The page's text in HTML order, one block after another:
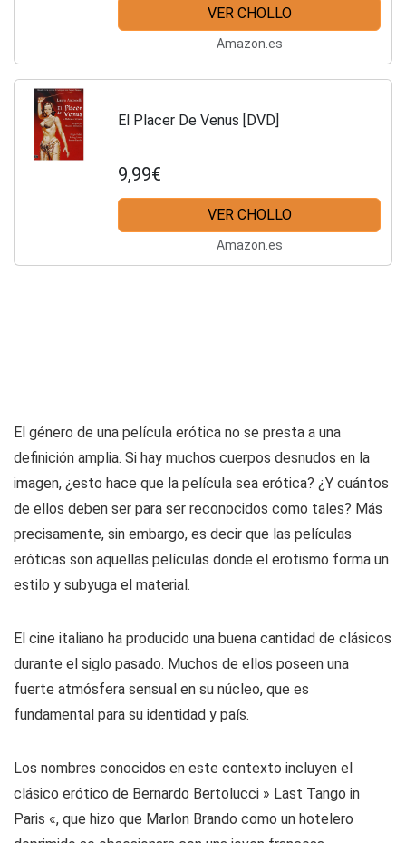
VER CHOLLO
Amazon.es
El Placer De Venus [DVD]
9,99€
VER CHOLLO
Amazon.es
El género de una película erótica no se presta a una
definición amplia. Si hay muchos cuerpos desnudos en la
imagen, ¿esto hace que la película sea erótica? ¿Y cuántos
de ellos deben ser para ser reconocidos como tales? Más
precisamente, sin embargo, es decir que las películas
eróticas son aquellas películas donde el erotismo forma un
estilo y subyuga el material.
El cine italiano ha producido una buena cantidad de clásicos
durante el siglo pasado. Muchos de ellos poseen una
fuerte atmósfera sensual en su núcleo, que es
fundamental para su identidad y país.
Los nombres conocidos en este contexto incluyen el
clásico erótico de Bernardo Bertolucci » Last Tango in
Paris «, que hizo que Marlon Brando como un hotelero